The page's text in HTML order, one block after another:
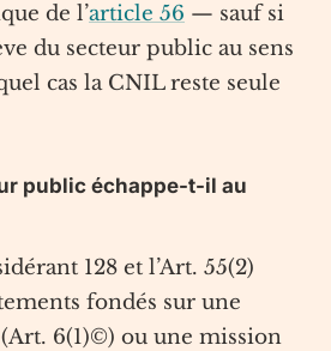
de l’article 56 — sauf si
du secteur public au sens
cas la CNIL reste seule
public échappe-t-il au
128 et l’Art. 55(2)
fondés sur une
6(1)©) ou une mission